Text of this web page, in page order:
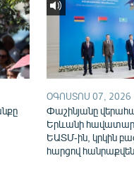
ՕԳՈՍՏՈՍ 07, 2026
Փաշինյանը
Երևանի
ԵԱՏՄ-ին, կրկին
հարցով հանրաքվեն